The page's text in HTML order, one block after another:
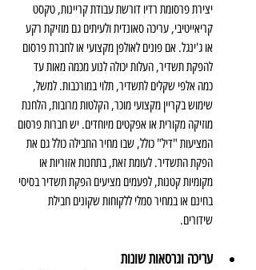
יצירת פרסומת רדיו דורשת עבודת קריינות, טקסט
קריאייטיבי, עריכה סאונדית ולעיתים גם מוזיקת רקע
או ג'ינגל. אם פונים לאולפן מקצועי או לחברת פרסום
להפקת תשדיר, העלות יכולה לנוע מכמה מאות עד
כמה אלפי שקלים לתשדיר, תלוי במורכבות. למשל,
שימוש בקריין מקצועי מוכר, הקלטות מרובות, הלחנת
מוזיקה מקורית או אפקטים מיוחדים. יש חברות פרסום
המציעות "דיל" כולל, שבו מחיר החבילה כולל גם את
הפקת התשדיר. לעומת זאת, בתחנות אזוריות או
מקומיות קטנות, לפעמים מציעים הפקת תשדיר בסיסי
בחינם או במחיר סמלי ללקוחות שקונים חבילת
שידורים.
עריכה וגרסאות שונות